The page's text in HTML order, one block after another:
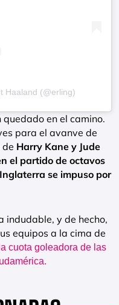
Haaland (@erling)
en el camino.
para el avanve de
de Harry Kane y Jude
el partido de octavos
se impuso por
indudable, y de hecho,
equipos a la cima de
cuota goleadora de las